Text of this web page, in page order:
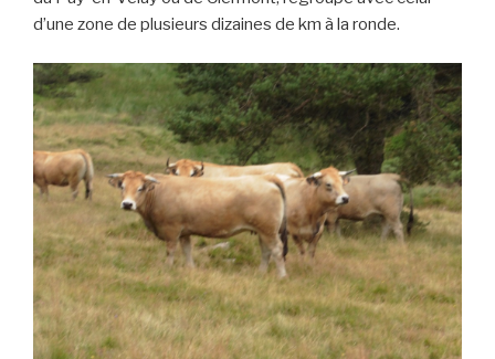
d’une zone de plusieurs dizaines de km à la ronde.